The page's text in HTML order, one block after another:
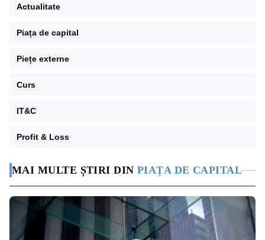
MAI MULTE ȘTIRI DIN PIAȚA DE CAPITAL
Actualitate
Piața de capital
Piețe externe
Curs
IT&C
Profit & Loss